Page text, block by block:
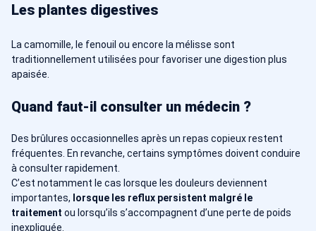
Les plantes digestives
La camomille, le fenouil ou encore la mélisse sont
traditionnellement utilisées pour favoriser une digestion plus
apaisée.
Quand faut-il consulter un médecin ?
Des brûlures occasionnelles après un repas copieux restent
fréquentes. En revanche, certains symptômes doivent conduire
à consulter rapidement.
C’est notamment le cas lorsque les douleurs deviennent
importantes, lorsque les reflux persistent malgré le
traitement ou lorsqu’ils s’accompagnent d’une perte de poids
inexpliquée.